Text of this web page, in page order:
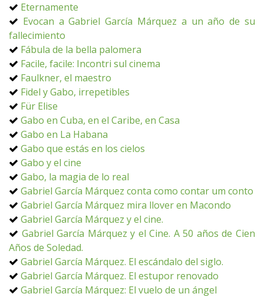
Eternamente
Evocan a Gabriel García Márquez a un año de su
fallecimiento
Fábula de la bella palomera
Facile, facile: Incontri sul cinema
Faulkner, el maestro
Fidel y Gabo, irrepetibles
Für Elise
Gabo en Cuba, en el Caribe, en Casa
Gabo en La Habana
Gabo que estás en los cielos
Gabo y el cine
Gabo, la magia de lo real
Gabriel García Márquez conta como contar um conto
Gabriel García Márquez mira llover en Macondo
Gabriel García Márquez y el cine.
Gabriel García Márquez y el Cine. A 50 años de Cien
Años de Soledad.
Gabriel García Márquez. El escándalo del siglo.
Gabriel García Márquez. El estupor renovado
Gabriel García Márquez: El vuelo de un ángel